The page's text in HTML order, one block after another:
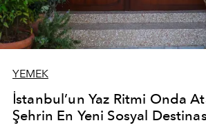
YEMEK
İstanbul’un Yaz Ritmi Onda
Şehrin En Yeni Sosyal